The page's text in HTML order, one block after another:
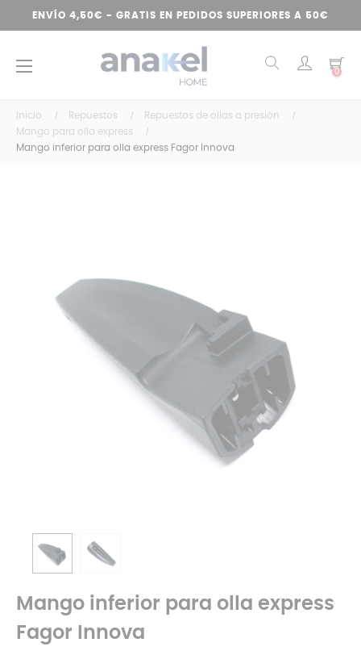
ENVÍO 4,50€ - GRATIS EN PEDIDOS SUPERIORES A 50€
Navegación
☰ 0
Inicio Repuestos
Repuestos de ollas a presión
Mango para olla express
Mango inferior para olla express Fagor Innova
Mango inferior para olla express
Fagor Innova